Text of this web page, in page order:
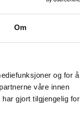
Om
og for å
våre innen
gjort tilgjengelig for